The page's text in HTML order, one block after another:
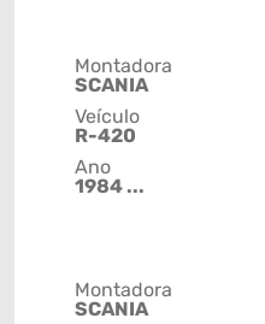
Montadora
SCANIA
Veículo
R-420
Ano
1984 ...
Montadora
SCANIA